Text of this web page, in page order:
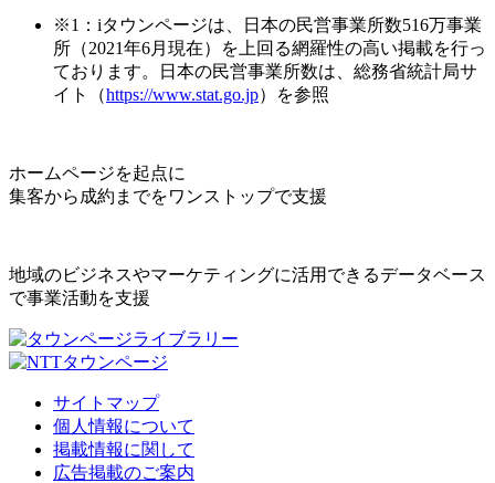
※1：iタウンページは、日本の民営事業所数516万事業
所（2021年6月現在）を上回る網羅性の高い掲載を行っ
ております。日本の民営事業所数は、総務省統計局サ
イト（https://www.stat.go.jp）を参照
ホームページを起点に
集客から成約までをワンストップで支援
地域のビジネスやマーケティングに活用できるデータベース
で事業活動を支援
サイトマップ
個人情報について
掲載情報に関して
広告掲載のご案内